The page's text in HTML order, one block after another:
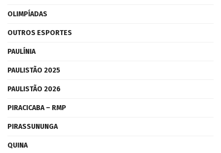
OLIMPÍADAS
OUTROS ESPORTES
PAULÍNIA
PAULISTÃO 2025
PAULISTÃO 2026
PIRACICABA – RMP
PIRASSUNUNGA
QUINA